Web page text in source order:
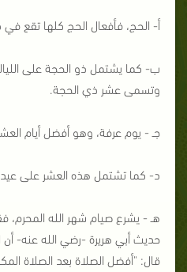
أ- الحج، فأفعال الحج كلها تقع
ب- كما يشتمل ذو الحجة على
وتسمى عشر ذي الحجة.
جـ - يوم عرفة، وهو أفضل أيام
د- كما تشتمل هذه العشر على
حديث أبي هريرة -رضي الله عنه-
قال: "أفضل الصلاة بعد الصلاة